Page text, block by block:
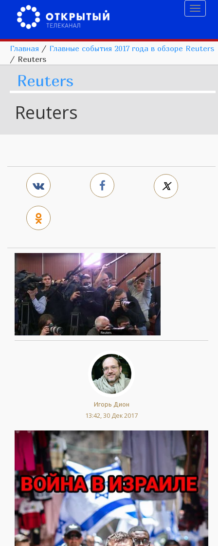
Главная / Главные события 2017 года в обзоре Reuters
/ Reuters
Reuters
Reuters
Игорь Дион
13:42, 30 Дек 2017